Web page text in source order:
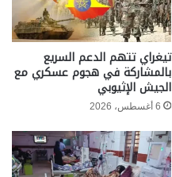
تيغراي تتهم الدعم السريع
بالمشاركة في هجوم عسكري مع
الجيش الإثيوبي
6 أغسطس، 2026